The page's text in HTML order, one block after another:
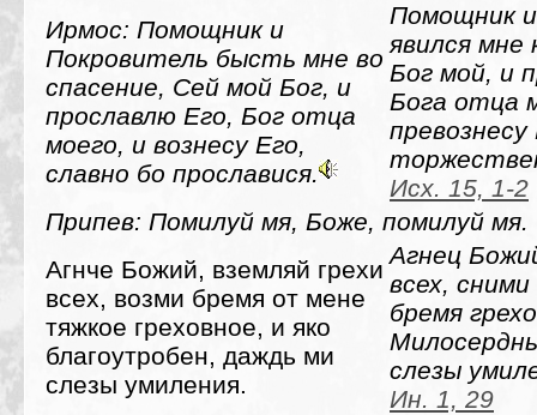
Ирмос: Помощник и
Покровитель бысть мне во
спасение, Сей мой Бог, и
прославлю Его, Бог отца
моего, и вознесу Его,
славно бо прославися.
Помощник
явился мне
Бог мой, и
Бога отца
Исх. 15, 1-2
Припев: Помилуй мя, Боже, помилуй мя.
Агнче Божий, вземляй грехи
всех, возми бремя от мене
тяжкое греховное, и яко
благоутробен, даждь ми
слезы умиления.
Агнец
всех,
бремя
слезы
Ин. 1, 29